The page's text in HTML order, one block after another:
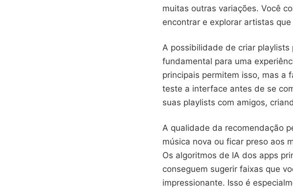
muitas outras variações. Você
encontrar e explorar artistas
A possibilidade de criar
fundamental para uma
principais permitem isso, mas a
teste a interface antes de se
suas playlists com amigos,
A qualidade da recomendação
música nova ou ficar preso aos
Os algoritmos de IA dos apps
conseguem sugerir faixas que
impressionante. Isso é